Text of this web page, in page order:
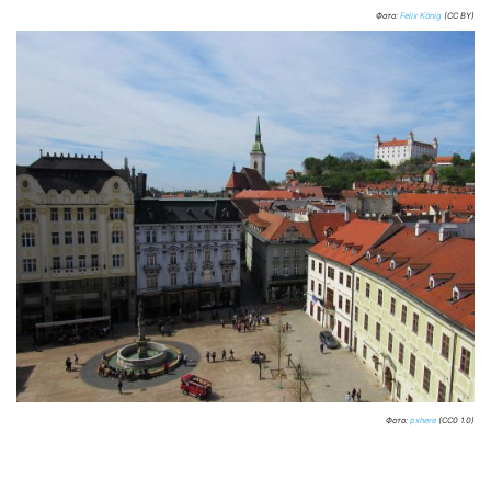
Фото: Felix König (CC BY)
Фото: pxhere (CC0 1.0)